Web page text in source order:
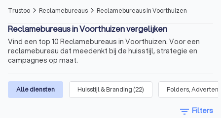
Trustoo arrow_forward_ios Reclamebureaus arrow_forward_ios Reclamebureaus in Voorthuizen
Reclamebureaus in Voorthuizen vergelijken
Vind een top 10 Reclamebureaus in Voorthuizen. Voor een
reclamebureau dat meedenkt bij de huisstijl, strategie en
campagnes op maat.
Alle diensten Huisstijl & Branding (22) Folders,
filter_list Filters